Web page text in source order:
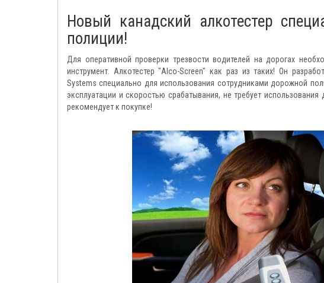
Новый канадский алкотестер
полиции!
Для оперативной проверки трезвости водителей на дорогах
инструмент. Алкотестер "Alco-Screen" как раз из таких! Он
Systems специально для использования сотрудниками дорожной
эксплуатации и скоростью срабатывания, не требует
рекомендует к покупке!